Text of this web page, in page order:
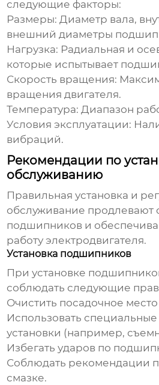
следующие факторы:
Размеры: Диаметр вала,
внешний диаметры
Нагрузка: Радиальная и
которые испытывает
Скорость вращения:
вращения двигателя.
Температура: Диапазон
Условия эксплуатации:
вибраций.
Рекомендации по
обслуживанию
Правильная установка и
обслуживание продлевают
подшипников и
работу электродвигателя.
Установка подшипников
При установке
соблюдать следующие
Очистить посадочное
Использовать
установки (например,
Избегать ударов по
Соблюдать рекомендации
смазке.